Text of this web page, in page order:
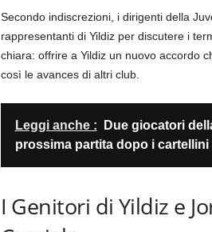
Secondo indiscrezioni, i dirigenti della
rappresentanti di Yildiz per discutere i
chiara: offrire a Yildiz un nuovo accordo
così le avances di altri club.
Leggi anche :
Due giocatori
prossima partita dopo i
I Genitori di Yildiz e